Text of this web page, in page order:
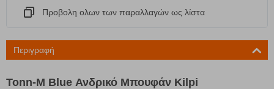
Προβολη ολων των παραλλαγών ως λίστα
Περιγραφή
Tonn-M Blue Ανδρικό Μπουφάν Kilpi